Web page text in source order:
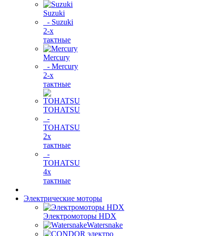
Suzuki
- Suzuki
2-х
тактные
Mercury
- Mercury
2-х
тактные
TOHATSU
-
TOHATSU
2х
тактные
-
TOHATSU
4х
тактные
Электрические моторы
Электромоторы HDX
Watersnake